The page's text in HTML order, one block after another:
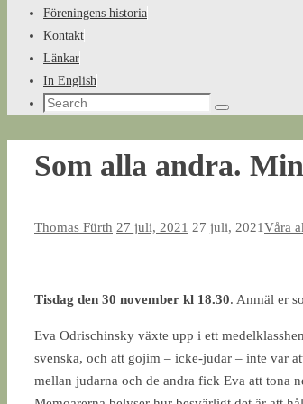
Föreningens historia
Kontakt
Länkar
In English
Search
Search
Som alla andra.
Thomas Fürth 27 juli, 2021 27 juli, 2021Våra
Tisdag den 30 november kl 18.30. Anmäl er
Eva Odrischinsky växte upp i ett
svenska, och att gojim – icke-judar – inte var
mellan judarna och de andra fick Eva att tona